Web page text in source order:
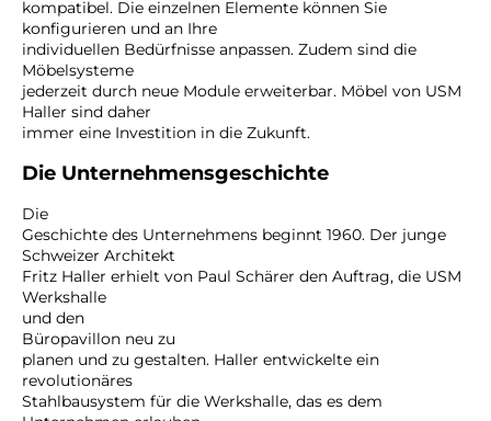
kompatibel. Die einzelnen Elemente können Sie
konfigurieren und an Ihre
individuellen Bedürfnisse anpassen. Zudem sind die
Möbelsysteme
jederzeit durch neue Module erweiterbar. Möbel von USM
Haller sind daher
immer eine Investition in die Zukunft.
Die Unternehmensgeschichte
Die
Geschichte des Unternehmens beginnt 1960. Der junge
Schweizer Architekt
Fritz Haller erhielt von Paul Schärer den Auftrag, die USM
Werkshalle
und den
Büropavillon neu zu
planen und zu gestalten. Haller entwickelte ein
revolutionäres
Stahlbausystem für die Werkshalle, das es dem